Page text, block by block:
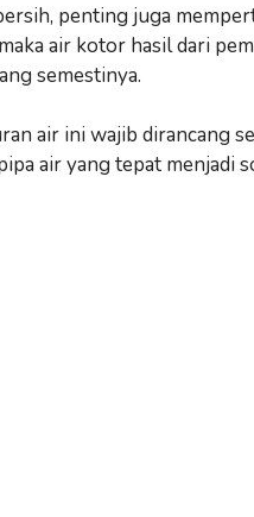
penting juga
air kotor hasil dari
semestinya.
air ini wajib dirancang
air yang tepat